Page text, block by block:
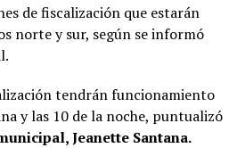
de fiscalización que estarán
norte y sur, según se informó
tendrán funcionamiento
y las 10 de la noche, puntualizó
Jeanette Santana.